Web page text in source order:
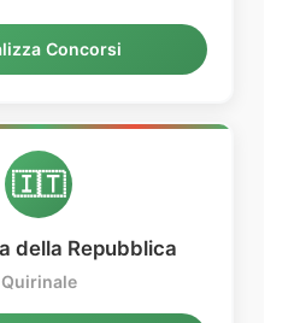
Concorsi
🇮🇹
della Repubblica
Quirinale